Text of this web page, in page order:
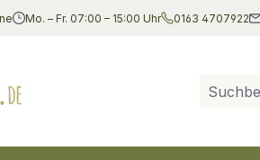
Mo. – Fr. 07:00 – 15:00 Uhr 0163 4707922